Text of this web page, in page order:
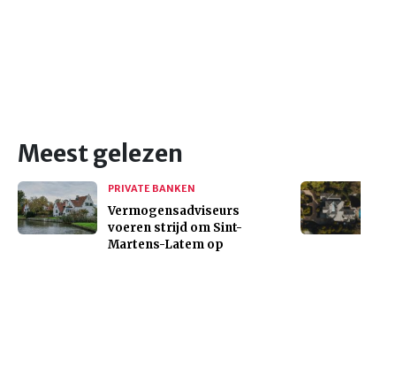
Meest gelezen
PRIVATE BANKEN
Vermogensadviseurs
voeren strijd om Sint-
Martens-Latem op